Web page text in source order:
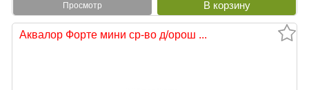
Просмотр
Аквалор Форте мини ср-во д/орош ...